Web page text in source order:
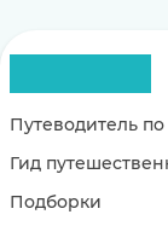
Путеводитель по
Гид
Подборки